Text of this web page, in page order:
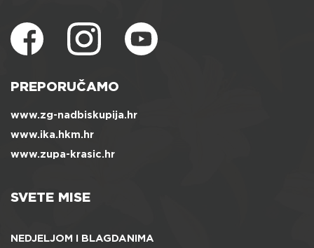
PREPORUČAMO
www.zg-nadbiskupija.hr
www.ika.hkm.hr
www.zupa-krasic.hr
SVETE MISE
NEDJELJOM I BLAGDANIMA